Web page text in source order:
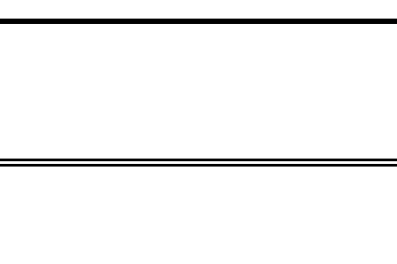
Klantenservice